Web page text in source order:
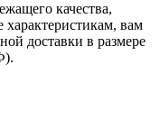
качества,
характеристикам, вам
доставки в размере